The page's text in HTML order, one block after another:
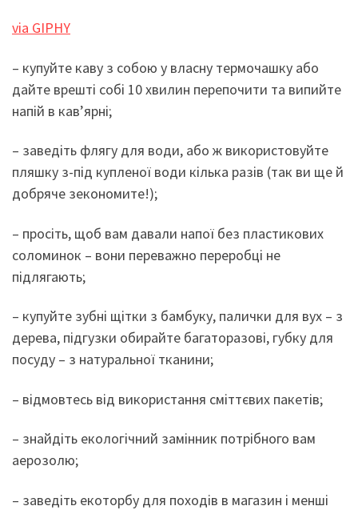
via GIPHY
– купуйте каву з собою у власну термочашку або
дайте врешті собі 10 хвилин перепочити та випийте
напій в кав’ярні;
– заведіть флягу для води, або ж використовуйте
пляшку з-під купленої води кілька разів (так ви ще й
добряче зекономите!);
– просіть, щоб вам давали напої без пластикових
соломинок – вони переважно переробці не
підлягають;
– купуйте зубні щітки з бамбуку, палички для вух – з
дерева, підгузки обирайте багаторазові, губку для
посуду – з натуральної тканини;
– відмовтесь від використання сміттєвих пакетів;
– знайдіть екологічний замінник потрібного вам
аерозолю;
– заведіть екоторбу для походів в магазин і менші